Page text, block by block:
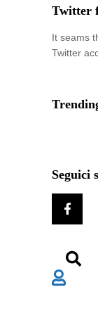
Twitter
It seams
Twitter
Seguici